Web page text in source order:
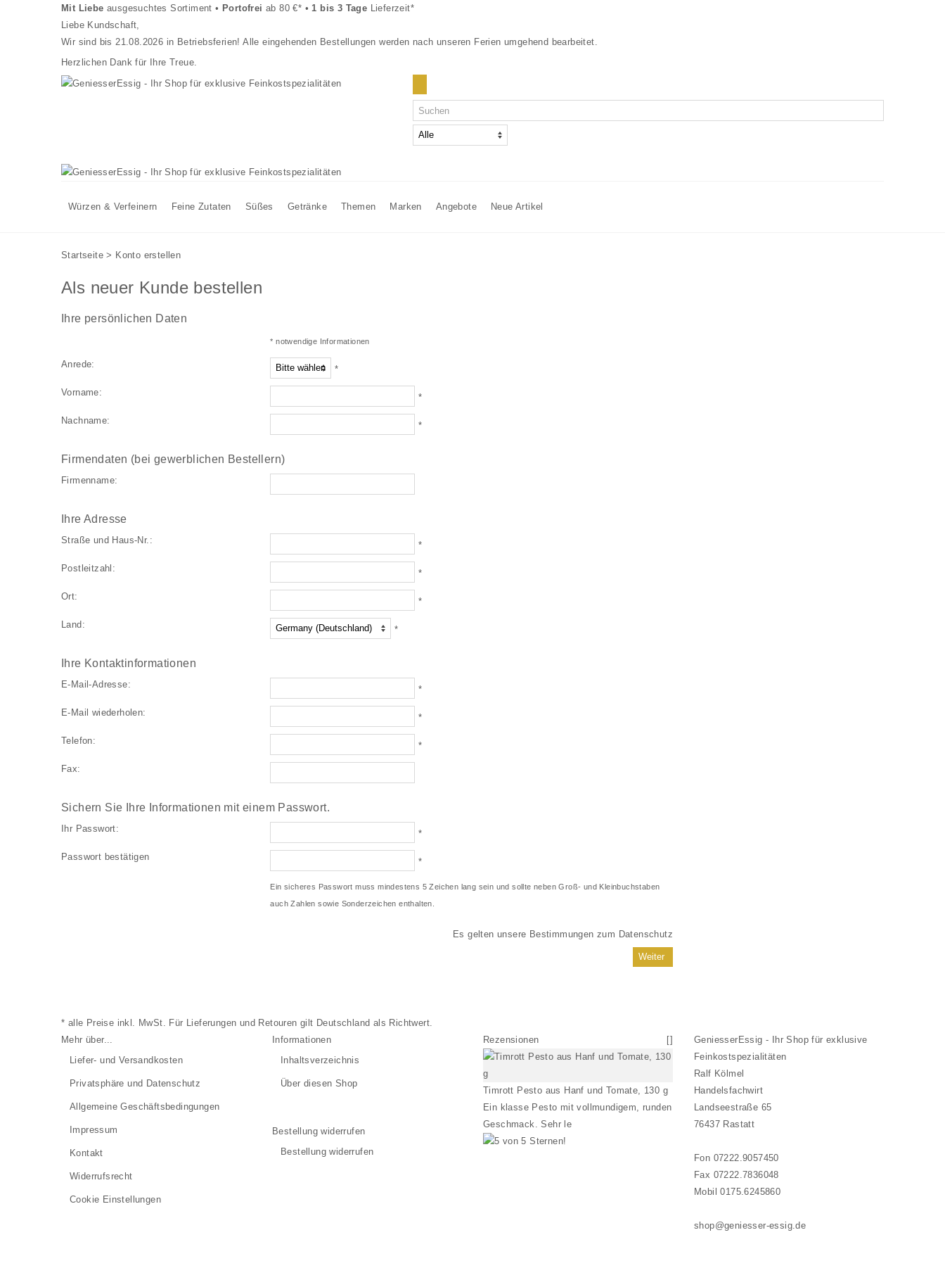
Mit Liebe ausgesuchtes Sortiment • Portofrei ab 80 €* • 1 bis 3 Tage Lieferzeit*
Liebe Kundschaft,
Wir sind bis 21.08.2026 in Betriebsferien! Alle eingehenden Bestellungen werden nach unseren Ferien umgehend bearbeitet.
Herzlichen Dank für Ihre Treue.
Würzen & Verfeinern
Feine Zutaten Süßes Getränke Themen Marken Angebote Neue Artikel
Startseite > Konto erstellen
Als neuer Kunde bestellen
Ihre persönlichen Daten
* notwendige Informationen
Anrede: *
Vorname: *
Nachname: *
Firmendaten (bei gewerblichen Bestellern)
Firmenname:
Ihre Adresse
Straße und Haus-Nr.: *
Postleitzahl: *
Ort: *
Land: *
Ihre Kontaktinformationen
E-Mail-Adresse: *
E-Mail wiederholen: *
Telefon: *
Fax:
Sichern Sie Ihre Informationen mit einem Passwort.
Ihr Passwort: *
Passwort bestätigen *
Ein sicheres Passwort muss mindestens 5 Zeichen lang sein und sollte neben Groß- und Kleinbuchstaben
auch Zahlen sowie Sonderzeichen enthalten.
Es gelten unsere Bestimmungen zum Datenschutz
Weiter
* alle Preise inkl. MwSt. Für Lieferungen und Retouren gilt Deutschland als Richtwert.
Mehr über...
Liefer- und Versandkosten
Privatsphäre und Datenschutz
Allgemeine Geschäftsbedingungen
Impressum
Kontakt
Widerrufsrecht
Cookie Einstellungen
Informationen
Inhaltsverzeichnis
Über diesen Shop
Bestellung widerrufen
Bestellung widerrufen
Rezensionen []
Timrott Pesto aus Hanf und Tomate, 130 g
Ein klasse Pesto mit vollmundigem, runden
Geschmack. Sehr le
GeniesserEssig - Ihr Shop für exklusive
Feinkostspezialitäten
Ralf Kölmel
Handelsfachwirt
Landseestraße 65
76437 Rastatt
Fon 07222.9057450
Fax 07222.7836048
Mobil 0175.6245860
shop@geniesser-essig.de